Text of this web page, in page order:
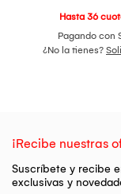
Hasta 36
Pagando con
¿No la tienes?
¡Recibe nuestras
Suscríbete y recibe
exclusivas y